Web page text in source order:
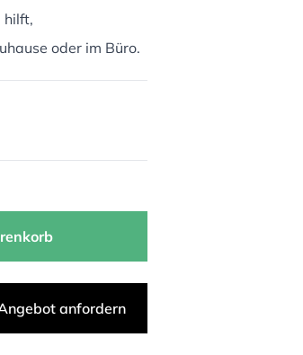
hilft,
oder im Büro.
anfordern